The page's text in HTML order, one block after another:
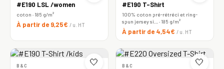
#E190 LSL /women
coton · 185 g/m²
À partir de 9,25€ / u. HT
#E190 T-Shirt
100% coton pré-rétréci et ring-
spun jersey si… · 185 g/m²
À partir de 4,54€ / u. HT
🤍
B&C 🤍
B&C